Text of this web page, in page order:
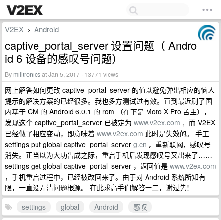
V2EX › Android
captive_portal_server 设置问题（ Andro
id 6 设备的感叹号问题）
By milltronicsat Jan 5, 2017 · 13771 views
网上解答如何更改 captive_portal_server 的值以避免弹出相应的恼人
提示的解决方案的已经很多。我也多方测试过有效。直到最近刷了国
内基于 CM 的 Android 6.0.1 的 rom （在下是 Moto X Pro 苦主），
发现这个 captive_portal_server 已被定为 www.v2ex.com ，而 V2EX
已经做了相应变动，即意味着 www.v2ex.com 此时是失效的。 手工
settings put global captive_portal_server g.cn ，重新联网，感叹号
消失。正当以为大功告成之际，重启手机后发现感叹号又出来了……
settings get global captive_portal_server ，返回值是 www.v2ex.com
，手机重启过程中，已经被改回来了。由于对 Android 系统所知有
限，一直没弄清问题根源。 在此求高手们解答一二，谢过先！
settings
global Android
感叹